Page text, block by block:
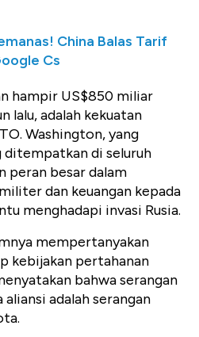
China Balas Tarif
Cs
hampir US$850 miliar
lalu, adalah kekuatan
Washington, yang
ditempatkan di seluruh
peran besar dalam
dan keuangan kepada
menghadapi invasi Rusia.
mempertanyakan
kebijakan pertahanan
bahwa serangan
adalah serangan